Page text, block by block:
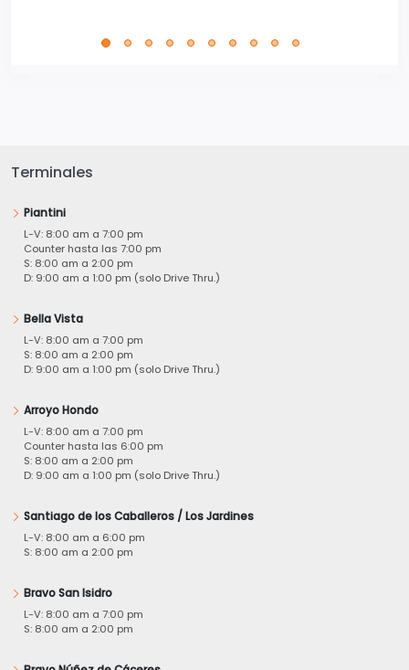
Terminales
Piantini
L-V: 8:00 am a 7:00 pm
Counter hasta las 7:00 pm
S: 8:00 am a 2:00 pm
D: 9:00 am a 1:00 pm (solo Drive Thru.)
Bella Vista
L-V: 8:00 am a 7:00 pm
S: 8:00 am a 2:00 pm
D: 9:00 am a 1:00 pm (solo Drive Thru.)
Arroyo Hondo
L-V: 8:00 am a 7:00 pm
Counter hasta las 6:00 pm
S: 8:00 am a 2:00 pm
D: 9:00 am a 1:00 pm (solo Drive Thru.)
Santiago de los Caballeros / Los Jardines
L-V: 8:00 am a 6:00 pm
S: 8:00 am a 2:00 pm
Bravo San Isidro
L-V: 8:00 am a 7:00 pm
S: 8:00 am a 2:00 pm